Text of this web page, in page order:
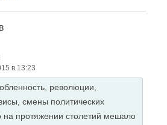
в 13:23
революции,
смены политических
протяжении столетий мешало